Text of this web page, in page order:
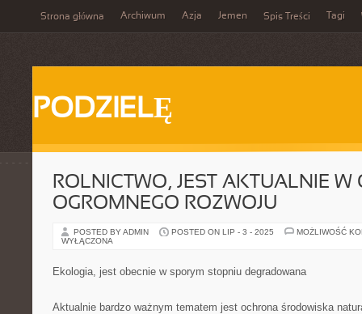
Strona główna Archiwum Azja Jemen Spis Treści Tagi
PODZIELĘ
ROLNICTWO, JEST AKTUALNIE W
OGROMNEGO ROZWOJU
POSTED BY ADMIN POSTED ON LIP - 3 - 2025
MOŻLIWOŚĆ
WYŁĄCZONA
Ekologia, jest obecnie w sporym stopniu degradowana
Aktualnie bardzo ważnym tematem jest ochrona środowiska